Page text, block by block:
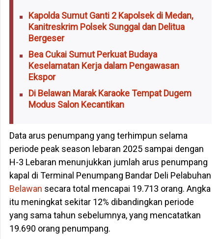
Kapolda Sumut Ganti 2 Kapolsek di Medan,
Kanitreskrim Polsek Sunggal dan Delitua
Bergeser
Bea Cukai Sumut Perkuat Budaya
Keselamatan Kerja dalam Pengawasan
Ekspor
Di Belawan Marak Karaoke Tempat Dugem
Modus Salon Kecantikan
Data arus penumpang yang terhimpun selama
periode peak season lebaran 2025 sampai dengan
H-3 Lebaran menunjukkan jumlah arus penumpang
kapal di Terminal Penumpang Bandar Deli Pelabuhan
Belawan secara total mencapai 19.713 orang. Angka
itu meningkat sekitar 12% dibandingkan periode
yang sama tahun sebelumnya, yang mencatatkan
19.690 orang penumpang.